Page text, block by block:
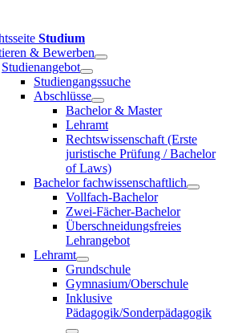
Studium
& Bewerben
Studienangebot
Studiengangssuche
Abschlüsse
Bachelor & Master
Lehramt
Rechtswissenschaft (Erste
juristische Prüfung / Bachelor
of Laws)
Bachelor fachwissenschaftlich
Vollfach-Bachelor
Zwei-Fächer-Bachelor
Überschneidungsfreies
Lehrangebot
Lehramt
Grundschule
Gymnasium/Oberschule
Inklusive
Pädagogik/Sonderpädagogik